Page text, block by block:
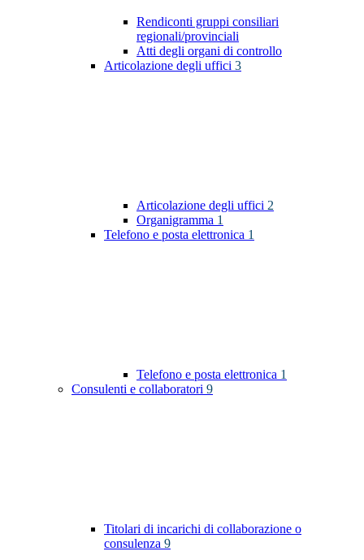
Rendiconti gruppi consiliari
regionali/provinciali
Atti degli organi di controllo
Articolazione degli uffici 3
Articolazione degli uffici 2
Organigramma 1
Telefono e posta elettronica 1
Telefono e posta elettronica 1
Consulenti e collaboratori 9
Titolari di incarichi di collaborazione o
consulenza 9